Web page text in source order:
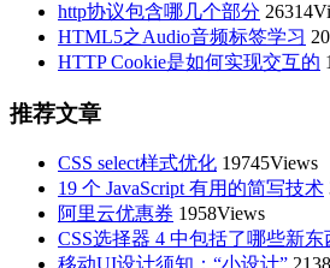
http协议包含哪几个部分
HTML5之Audio音频标签学习
HTTP Cookie是如何实现交互的
推荐文章
CSS select样式优化 19745Views
19 个 JavaScript 有用的简写技术
阿里云优惠券 1958Views
CSS选择器 4 中包括了哪些新东